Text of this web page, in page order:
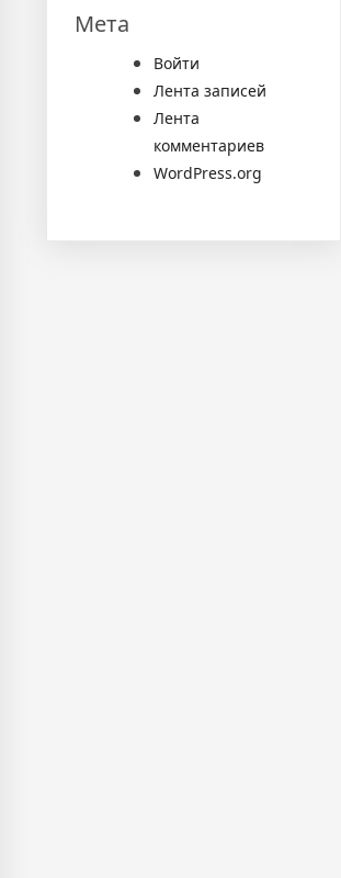
Мета
Войти
Лента записей
Лента
комментариев
WordPress.org